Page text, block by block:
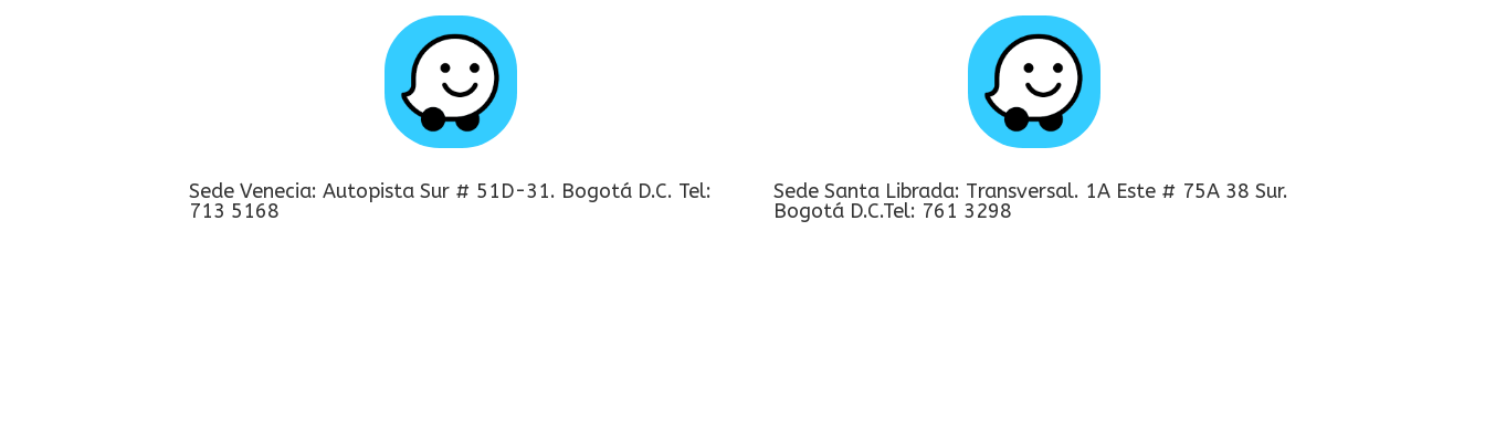
Sede Venecia: Autopista Sur # 51D-31. Bogotá D.C. Tel:
713 5168
Sede Santa Librada: Transversal. 1A Este # 75A 38 Sur.
Bogotá D.C.Tel: 761 3298